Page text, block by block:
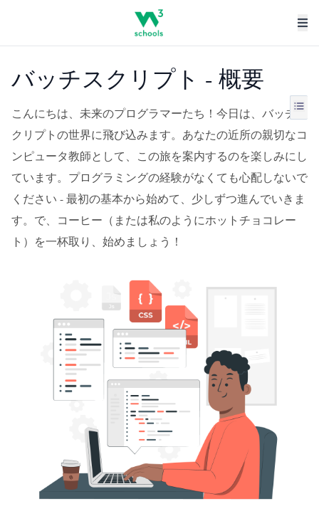
バッチスクリプト - 概要
こんにちは、未来のプログラマーたち！今日は、バッチス
クリプトの世界に飛び込みます。あなたの近所の親切なコ
ンピュータ教師として、この旅を案内するのを楽しみにし
ています。プログラミングの経験がなくても心配しないで
ください - 最初の基本から始めて、少しずつ進んでいきま
す。で、コーヒー（または私のようにホットチョコレー
ト）を一杯取り、始めましょう！